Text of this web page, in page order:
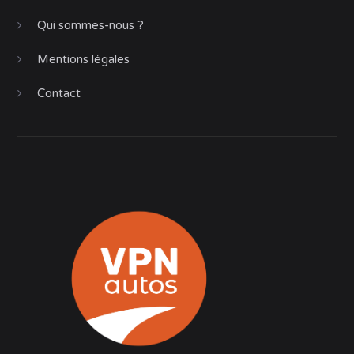
Qui sommes-nous ?
Mentions légales
Contact